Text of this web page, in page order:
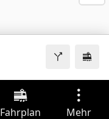
Fahrplan Mehr